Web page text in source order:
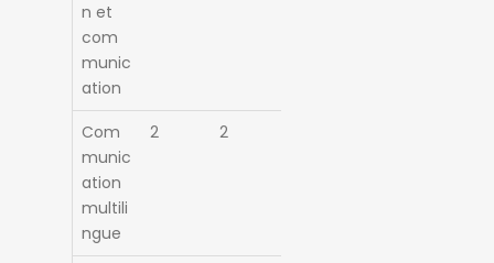
n et
com
munic
ation
Com
munic
ation
multili
ngue
2 2